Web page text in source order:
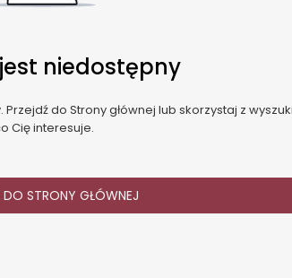
niedostępny
do Strony głównej lub skorzystaj z
Cię interesuje.
DO STRONY GŁÓWNEJ